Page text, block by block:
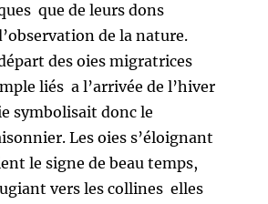
que de leurs dons
de la nature.
des oies migratrices
liés a l’arrivée de l’hiver
symbolisait donc le
Les oies s’éloignant
le signe de beau temps,
vers les collines elles